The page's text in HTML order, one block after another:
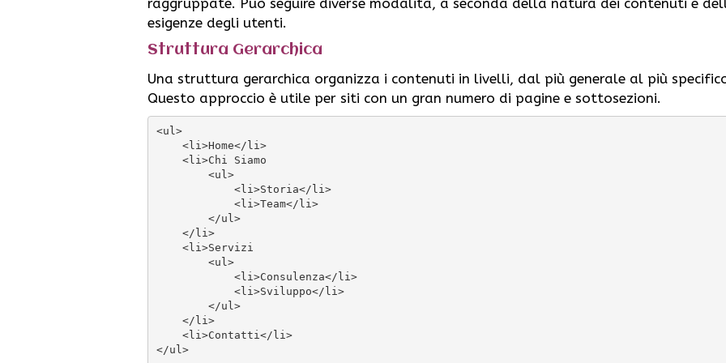
esigenze degli utenti.
Struttura Gerarchica
Una struttura gerarchica organizza i contenuti in livelli, dal più generale al più
Questo approccio è utile per siti con un gran numero di pagine e sottosezioni.
<ul>
<li>Home</ li>
<li>Chi Siamo
<ul>
<li>Storia</ li>
<li>Team</ li>
</ul>
</ li>
<li>Servizi
<ul>
<li>Consulenza</ li>
<li>Sviluppo</ li>
</ul>
</ li>
<li>Contatti</ li>
</ul>